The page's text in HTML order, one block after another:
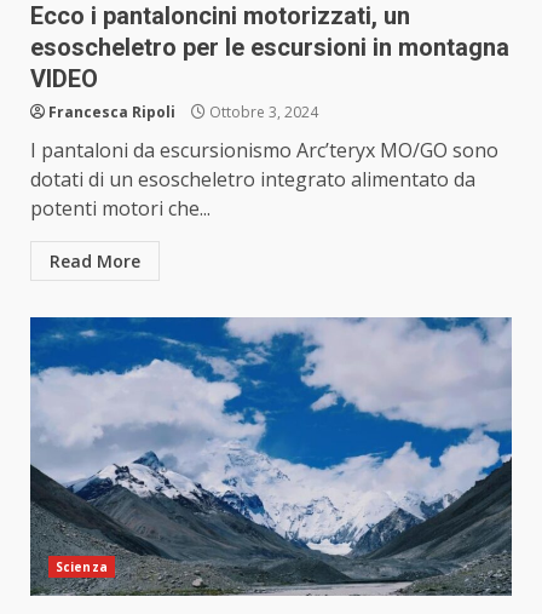
Ecco i pantaloncini motorizzati, un
esoscheletro per le escursioni in montagna
VIDEO
Francesca Ripoli Ottobre 3, 2024
I pantaloni da escursionismo Arc’teryx MO/GO sono
dotati di un esoscheletro integrato alimentato da
potenti motori che...
Read More
Scienza